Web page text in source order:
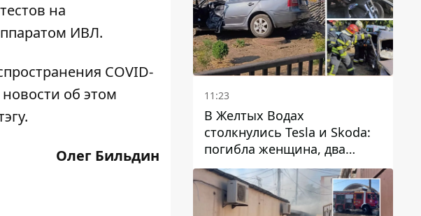
на
ИВЛ.
COVID-
об этом
.
Олег Бильдин
11:23
В Желтых Водах
столкнулись Tesla и Skoda:
погибла женщина, два
человека пострадали